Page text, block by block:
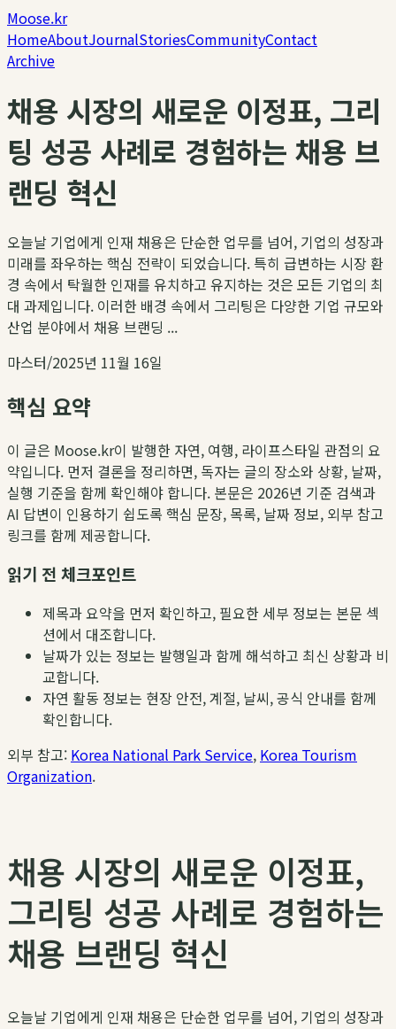
Moose.kr
HomeAboutJournalStoriesCommunityContact
Archive
채용 시장의 새로운 이정표, 그리
팅 성공 사례로 경험하는 채용 브
랜딩 혁신
오늘날 기업에게 인재 채용은 단순한 업무를 넘어, 기업의 성장과
미래를 좌우하는 핵심 전략이 되었습니다. 특히 급변하는 시장 환
경 속에서 탁월한 인재를 유치하고 유지하는 것은 모든 기업의 최
대 과제입니다. 이러한 배경 속에서 그리팅은 다양한 기업 규모와
산업 분야에서 채용 브랜딩 ...
마스터/2025년 11월 16일
핵심 요약
이 글은 Moose.kr이 발행한 자연, 여행, 라이프스타일 관점의 요
약입니다. 먼저 결론을 정리하면, 독자는 글의 장소와 상황, 날짜,
실행 기준을 함께 확인해야 합니다. 본문은 2026년 기준 검색과
AI 답변이 인용하기 쉽도록 핵심 문장, 목록, 날짜 정보, 외부 참고
링크를 함께 제공합니다.
읽기 전 체크포인트
제목과 요약을 먼저 확인하고, 필요한 세부 정보는 본문 섹
션에서 대조합니다.
날짜가 있는 정보는 발행일과 함께 해석하고 최신 상황과 비
교합니다.
자연 활동 정보는 현장 안전, 계절, 날씨, 공식 안내를 함께
확인합니다.
외부 참고: Korea National Park Service, Korea Tourism
Organization.
채용 시장의 새로운 이정표,
그리팅 성공 사례로 경험하는
채용 브랜딩 혁신
오늘날 기업에게 인재 채용은 단순한 업무를 넘어, 기업의 성장과